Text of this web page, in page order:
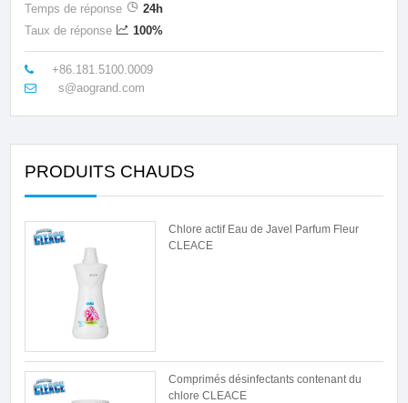
Temps de réponse
24h
Taux de réponse
100%
+86.181.5100.0009
s@aogrand.com
PRODUITS CHAUDS
Chlore actif Eau de Javel Parfum Fleur
CLEACE
Comprimés désinfectants contenant du
chlore CLEACE